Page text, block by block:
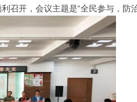
召开，会议主题是“全民参与，防治